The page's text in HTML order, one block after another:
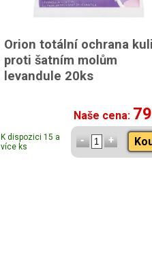
Orion totální ochrana
proti šatním molům
levandule 20ks
Naše cena:
K dispozici 15 a
více ks